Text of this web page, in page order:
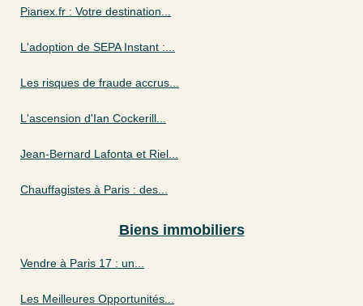
Pianex.fr : Votre destination...
L'adoption de SEPA Instant :...
Les risques de fraude accrus...
L'ascension d'Ian Cockerill...
Jean-Bernard Lafonta et Riel...
Chauffagistes à Paris : des...
Biens immobiliers
Vendre à Paris 17 : un...
Les Meilleures Opportunités...